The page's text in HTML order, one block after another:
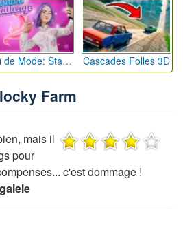
Défi de Mode: Star du Podium Cascades Folles 3D
Farm
mais il
pour
c'est dommage !